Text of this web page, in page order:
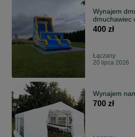
Wynajem
dmuchawiec
dmuchana
400 zł
Łączany
20 lipca 2026
Wynajem
700 zł